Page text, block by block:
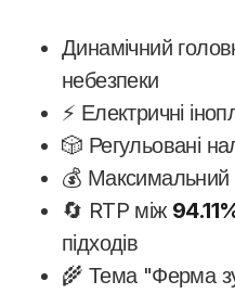
Динамічний
небезпеки
⚡ Електричні
🎲 Регульовані
💰 Максимальний
🔄 RTP між
підходів
🌾 Тема "Ферма